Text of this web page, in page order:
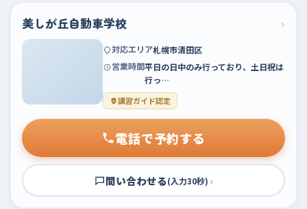
美しが丘自動車学校 ›
対応エリア札幌市清田区
営業時間平日の日中のみ行っており、土日祝は
行っ…
講習ガイド認定
電話で予約する
問い合わせる(入力30秒) ›